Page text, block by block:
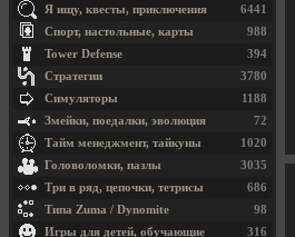
6441
Я ищу, квесты, приключения
988
Спорт, настольные, карты
394
Tower Defense
3780
Стратегии
1188
Симуляторы
72
Змейки, поедалки, эволюция
1020
Тайм менеджмент, тайкуны
3035
Головоломки, пазлы
686
Три в ряд, цепочки, тетрисы
98
Типа Zuma / Dynomite
316
Игры для детей, обучающие